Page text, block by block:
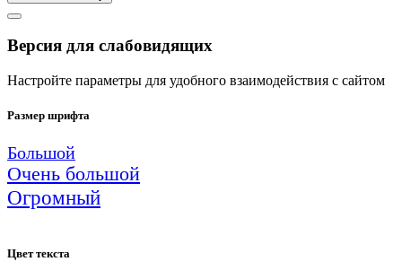
Версия для слабовидящих
Настройте параметры для удобного взаимодействия с сайтом
Размер шрифта
Большой
Очень большой
Огромный
Цвет текста